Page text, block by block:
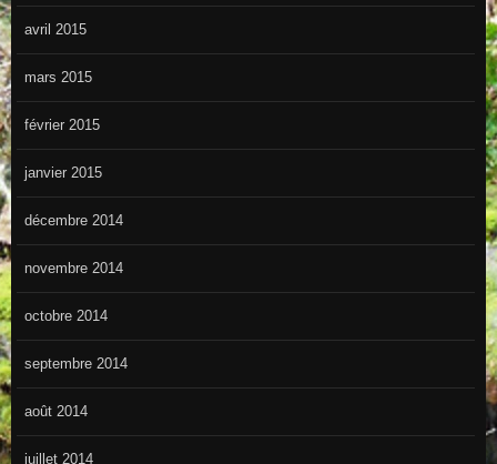
avril 2015
mars 2015
février 2015
janvier 2015
décembre 2014
novembre 2014
octobre 2014
septembre 2014
août 2014
juillet 2014